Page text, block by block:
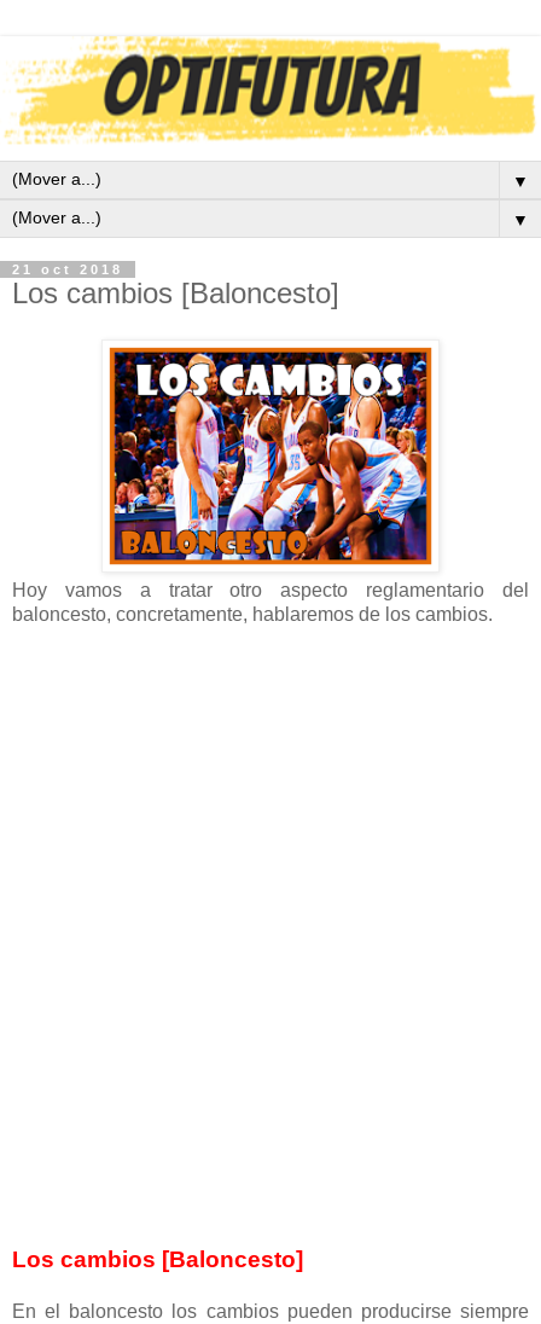
▼
▼
21 oct 2018
Los cambios [Baloncesto]
Hoy vamos a tratar otro aspecto reglamentario del
baloncesto, concretamente, hablaremos de los cambios.
Los cambios [Baloncesto]
En el baloncesto los cambios pueden producirse siempre